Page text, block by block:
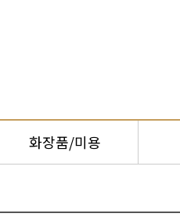
화장품/미용